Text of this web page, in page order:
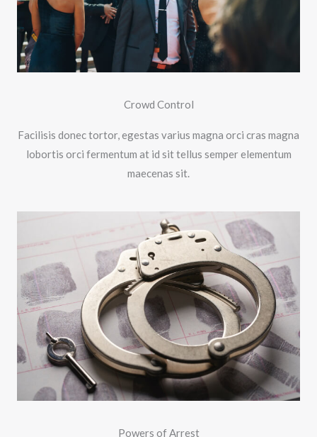
Crowd Control
Facilisis donec tortor, egestas varius magna orci cras magna
lobortis orci fermentum at id sit tellus semper elementum
maecenas sit.
Powers of Arrest